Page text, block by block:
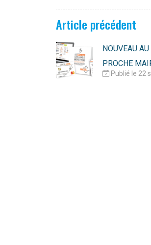
Article précédent
NOUVEAU
PROCHE
Publié le 22